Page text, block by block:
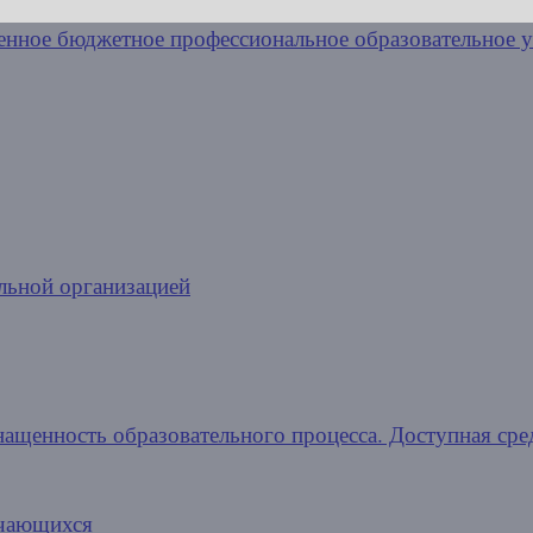
организацией
образовательного процесса. Доступная